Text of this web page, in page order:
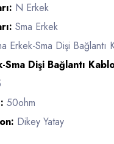
N Erkek
Sma Erkek
Erkek-Sma Dişi Bağlantı
Sma Dişi Bağlantı
50ohm
Dikey Yatay